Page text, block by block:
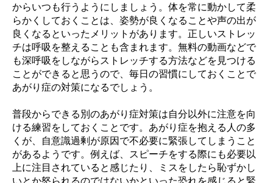
からいつも行うようにしましょう。体を常に動かして柔
らかくしておくことは、姿勢が良くなることや声の出が
良くなるといったメリットがあります。正しいストレッ
チは呼吸を整えることも含まれます。無料の動画などで
も深呼吸をしながらストレッチする方法などを見つける
ことができると思うので、毎日の習慣にしておくことで
あがり症の対策になるでしょう。
普段からできる別のあがり症対策は自分以外に注意を向
ける練習をしておくことです。あがり症を抱える人の多
くが、自意識過剰が原因で不必要に緊張してしまうこと
があるようです。例えば、スピーチをする際にも必要以
上に注目されていると感じたり、ミスをしたら恥ずかし